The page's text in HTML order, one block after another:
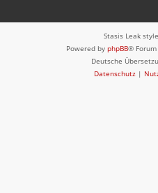
Stasis Leak
Powered by phpBB®
Deutsche
Datenschutz |